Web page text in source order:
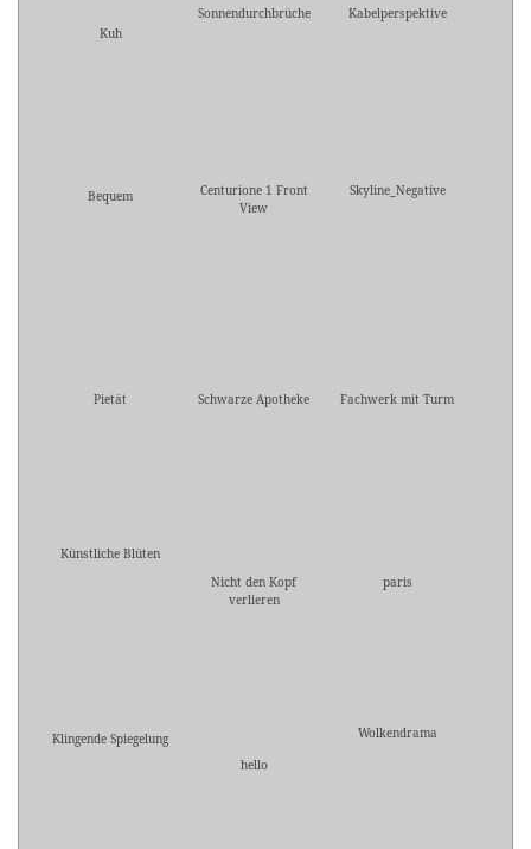
Kuh
Sonnendurchbrüche Kabelperspektive
Bequem
Centurione 1 Front
View
Skyline_Negative
Pietät Schwarze Apotheke Fachwerk mit Turm
Künstliche Blüten
Nicht den Kopf
verlieren
paris
Klingende Spiegelung
hello
Wolkendrama